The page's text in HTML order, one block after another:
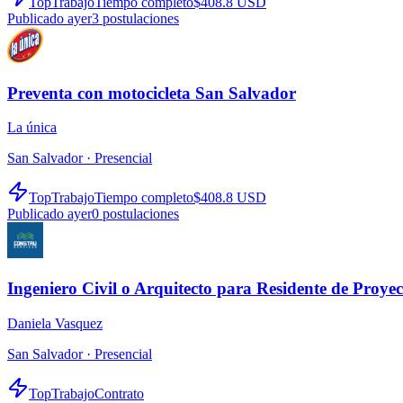
Publicado ayer3 postulaciones
Preventa con motocicleta San Salvador
La única
San Salvador · Presencial
TopTrabajoTiempo completo$408.8 USD
Publicado ayer0 postulaciones
Ingeniero Civil o Arquitecto para Residente de
Daniela Vasquez
San Salvador · Presencial
TopTrabajoContrato